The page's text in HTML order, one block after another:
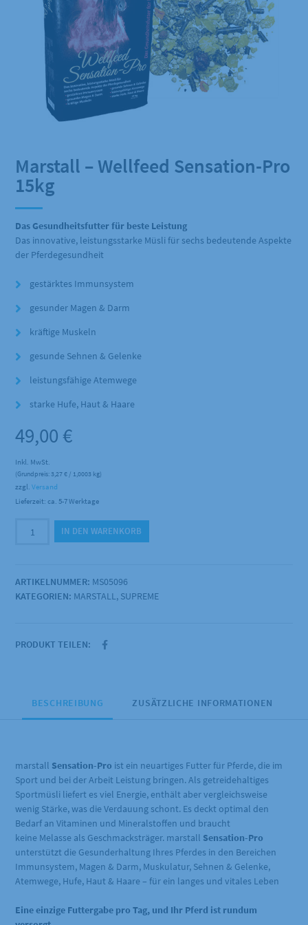
Marstall – Wellfeed Sensation-Pro
15kg
Das Gesundheitsfutter für beste Leistung
Das innovative, leistungsstarke Müsli für sechs bedeutende Aspekte
der Pferdegesundheit
gestärktes Immunsystem
gesunder Magen & Darm
kräftige Muskeln
gesunde Sehnen & Gelenke
leistungsfähige Atemwege
starke Hufe, Haut & Haare
49,00 €
Inkl. MwSt.
(Grundpreis: 3,27 € / 1,0003 kg)
zzgl.Versand
Lieferzeit: ca. 5-7 Werktage
Pro
15kg
IN DEN WARENKORB
ARTIKELNUMMER: MS05096
KATEGORIEN: MARSTALL, SUPREME
PRODUKT TEILEN:
BESCHREIBUNG ZUSÄTZLICHE INFORMATIONEN
marstall Sensation-Pro ist ein neuartiges Futter für Pferde, die im
Sport und bei der Arbeit Leistung bringen. Als getreidehaltiges
Sportmüsli liefert es viel Energie, enthält aber vergleichsweise
wenig Stärke, was die Verdauung schont. Es deckt optimal den
Bedarf an Vitaminen und Mineralstoffen und braucht
keine Melasse als Geschmacksträger. marstall Sensation-Pro
unterstützt die Gesunderhaltung Ihres Pferdes in den Bereichen
Immunsystem, Magen & Darm, Muskulatur, Sehnen & Gelenke,
Atemwege, Hufe, Haut & Haare – für ein langes und vitales Leben
Eine einzige Futtergabe pro Tag, und Ihr Pferd ist rundum